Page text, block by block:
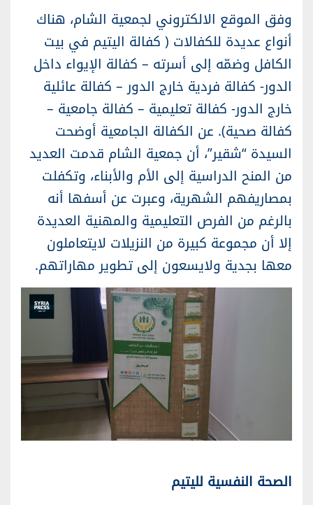
وفق الموقع الالكتروني لجمعية الشام، هناك
أنواع عديدة للكفالات ( كفالة اليتيم في بيت
الكافل وضمّه إلى أسرته – كفالة الإيواء داخل
الدور- كفالة فردية خارج الدور – كفالة عائلية
خارج الدور- كفالة تعليمية – كفالة جامعية –
كفالة صحية). عن الكفالة الجامعية أوضحت
السيدة “شقير”، أن جمعية الشام قدمت العديد
من المنح الدراسية إلى الأم والأبناء، وتكفلت
بمصاريفهم الشهرية، وعبرت عن أسفها أنه
بالرغم من الفرص التعليمية والمهنية العديدة
إلا أن مجموعة كبيرة من النزيلات لايتعاملون
معها بجدية ولايسعون إلى تطوير مهاراتهم.
الصحة النفسية لليتيم